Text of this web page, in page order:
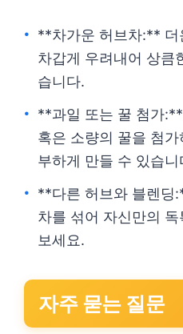
**차가운 허브차:** 더
차갑게 우려내어 상큼
습니다.
**과일 또는 꿀 첨가
혹은 소량의 꿀을 첨
부하게 만들 수 있습니
**다른 허브와 블렌딩
차를 섞어 자신만의
보세요.
자주 묻는 질문